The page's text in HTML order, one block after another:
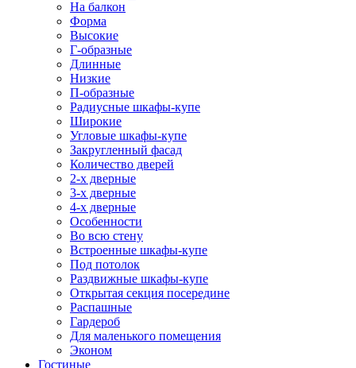
На балкон
Форма
Высокие
Г-образные
Длинные
Низкие
П-образные
Радиусные шкафы-купе
Широкие
Угловые шкафы-купе
Закругленный фасад
Количество дверей
2-х дверные
3-х дверные
4-х дверные
Особенности
Во всю стену
Встроенные шкафы-купе
Под потолок
Раздвижные шкафы-купе
Открытая секция посередине
Распашные
Гардероб
Для маленького помещения
Эконом
Гостиные